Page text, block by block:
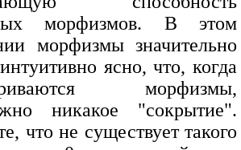
морфизмов. В этом
морфизмы значительно
ясно, что, когда
морфизмы,
никакое "сокрытие".
что не существует такого